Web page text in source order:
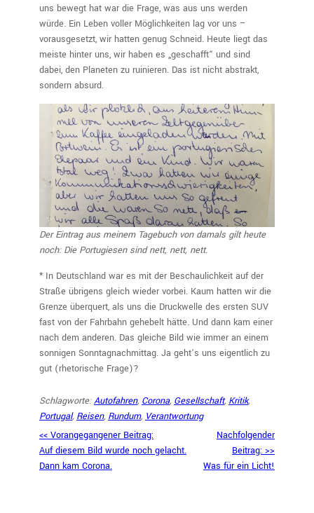
uns bewegt hat war die Frage, was aus uns werden
würde. Ein Leben voller Möglichkeiten lag vor uns –
vorausgesetzt, wir hatten genug Schneid. Heute liegt das
meiste hinter uns, wir haben es „geschafft“ und sind
dabei, den Planeten zu ruinieren. Das ist nicht abstrakt,
sondern absurd.
Der Eintrag aus meinem Tagebuch von damals gilt heute
noch: Die Portugiesen sind nett, nett, nett.
* In Deutschland war es mit der Beschaulichkeit auf der
Straße übrigens gleich wieder vorbei. Kaum hatten wir die
Grenze überquert, als uns die Druckwelle des ersten SUV
fast von der Fahrbahn gehebelt hätte. Und dann kam einer
nach dem anderen. Das gleiche Bild wie immer an einem
sonnigen Sonntagnachmittag. Ja geht’s uns eigentlich zu
gut (rhetorische Frage)?
Schlagworte:Autofahren, Corona, Gesellschaft, Kritik
Portugal, Reisen, Rundum, Verantwortung
<< Vorangegangener Beitrag:
Auf diesem Bild wurde noch gelacht.
Dann kam Corona.
Nachfolgender
Beitrag: >>
Was für ein Licht!